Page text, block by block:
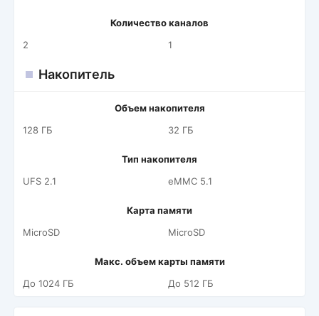
Количество каналов
2
1
Накопитель
Объем накопителя
128 ГБ
32 ГБ
Тип накопителя
UFS 2.1
eMMC 5.1
Карта памяти
MicroSD
MicroSD
Макс. объем карты памяти
До 1024 ГБ
До 512 ГБ